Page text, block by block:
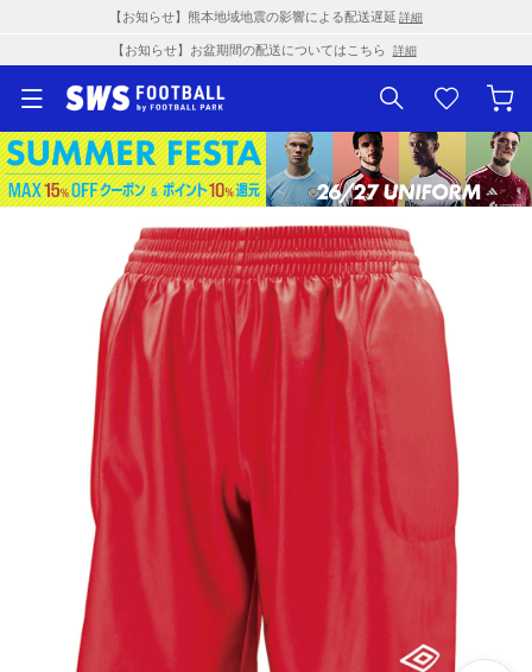
【お知らせ】熊本地域地震の影響による配送遅延 詳細
【お知らせ】お盆期間の配送についてはこちら 詳細